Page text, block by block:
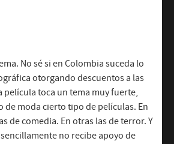
No sé si en Colombia suceda lo
otorgando descuentos a las
toca un tema muy fuerte,
de moda cierto tipo de películas. En
de comedia. En otras las de terror. Y
no recibe apoyo de